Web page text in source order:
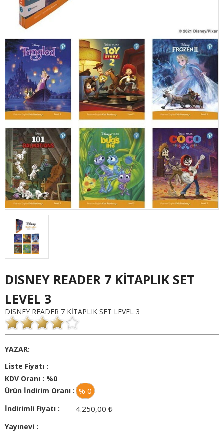
DISNEY READER 7 KİTAPLIK SET
LEVEL 3
DISNEY READER 7 KİTAPLIK SET LEVEL 3
YAZAR:
Liste Fiyatı :
KDV Oranı :%0
Ürün İndirim Oranı : % 0
İndirimli Fiyatı : 4.250,00 ₺
Yayınevi :